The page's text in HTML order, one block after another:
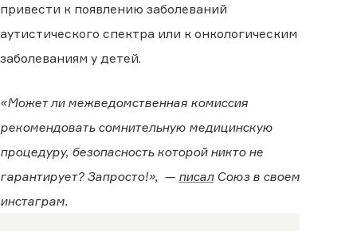
привести к появлению заболеваний
аутистического спектра или к онкологическим
заболеваниям у детей.
«Может ли межведомственная комиссия
рекомендовать сомнительную медицинскую
процедуру, безопасность которой никто не
гарантирует? Запросто!», — писалСоюз в своем
инстаграм.